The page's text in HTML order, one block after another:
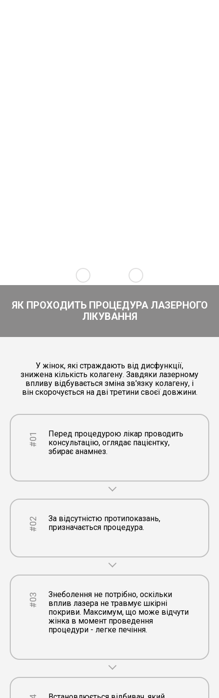
ЯК ПРОХОДИТЬ ПРОЦЕДУРА ЛАЗЕРНОГО
ЛІКУВАННЯ
У жінок, які страждають від дисфункції,
знижена кількість колагену. Завдяки лазерному
впливу відбувається зміна зв'язку колагену, і
він скорочується на дві третини своєї довжини.
#01
Перед процедурою лікар проводить
консультацію, оглядає пацієнтку,
збирає анамнез.
#02
За відсутністю протипоказань,
призначається процедура.
#03
Знеболення не потрібно, оскільки
вплив лазера не травмує шкірні
покриви. Максимум, що може відчути
жінка в момент проведення
процедури - легке печіння.